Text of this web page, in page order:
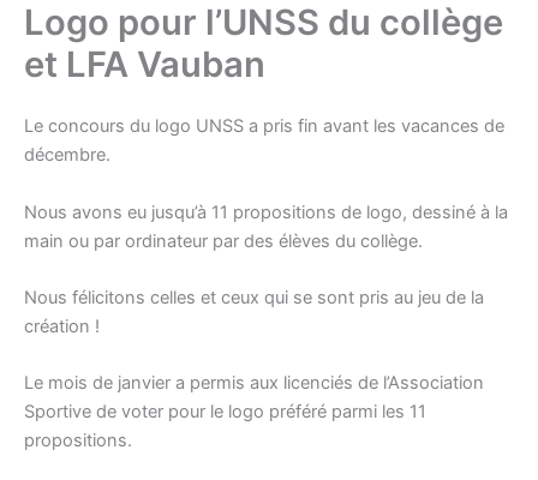
Logo pour l’UNSS du collège
et LFA Vauban
Le concours du logo UNSS a pris fin avant les vacances de
décembre.
Nous avons eu jusqu’à 11 propositions de logo, dessiné à la
main ou par ordinateur par des élèves du collège.
Nous félicitons celles et ceux qui se sont pris au jeu de la
création !
Le mois de janvier a permis aux licenciés de l’Association
Sportive de voter pour le logo préféré parmi les 11
propositions.